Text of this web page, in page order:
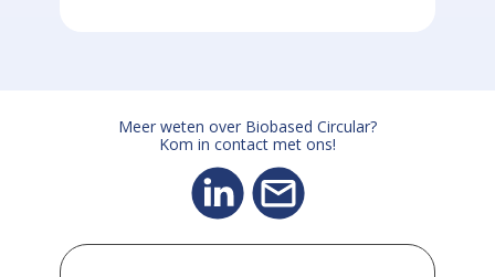
Meer weten over Biobased Circular?
Kom in contact met ons!